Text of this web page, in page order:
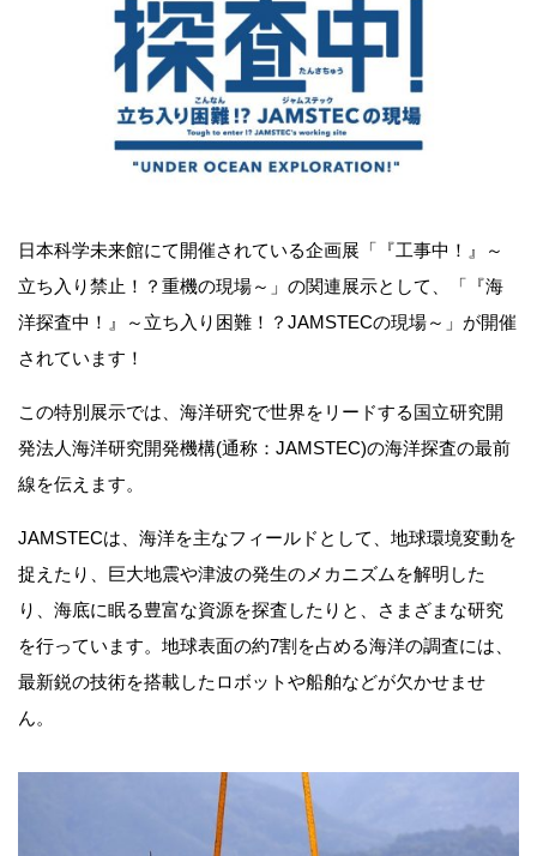
日本科学未来館にて開催されている企画展「『工事中！』～
立ち入り禁止！？重機の現場～」の関連展示として、「『海
洋探査中！』～立ち入り困難！？JAMSTECの現場～」が開催
されています！
この特別展示では、海洋研究で世界をリードする国立研究開
発法人海洋研究開発機構(通称：JAMSTEC)の海洋探査の最前
線を伝えます。
JAMSTECは、海洋を主なフィールドとして、地球環境変動を
捉えたり、巨大地震や津波の発生のメカニズムを解明した
り、海底に眠る豊富な資源を探査したりと、さまざまな研究
を行っています。地球表面の約7割を占める海洋の調査には、
最新鋭の技術を搭載したロボットや船舶などが欠かせませ
ん。